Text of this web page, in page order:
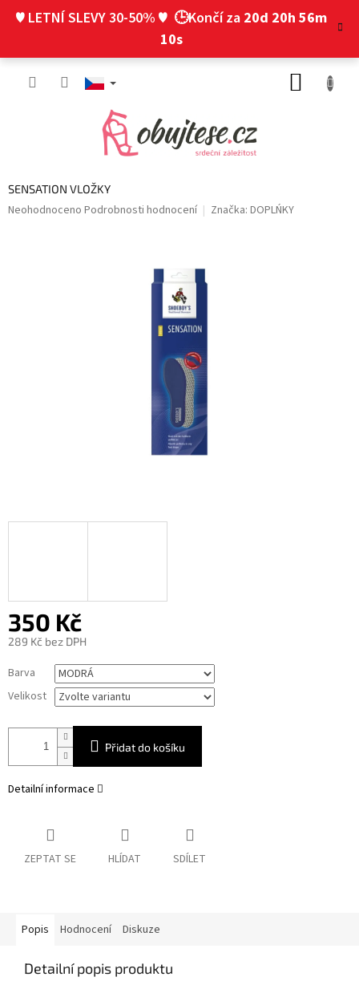
♥ LETNÍ SLEVY 30-50% ♥ 🕒Končí za 20d 20h 56m
10s
SENSATION VLOŽKY
Průměrné
Neohodnoceno Podrobnosti hodnocení Značka: DOPLŃKY
350 Kč
289 Kč bez DPH
cena:
Barva
Velikost
Přidat do košíku
Detailní informace
ZEPTAT SE HLÍDAT SDÍLET
Popis Hodnocení Diskuze
Detailní popis produktu